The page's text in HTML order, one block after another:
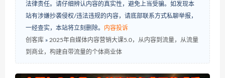
法律责任。请仔细辨认内容的真实性，避免上当受骗。如发现本
站有涉嫌抄袭侵权/违法违规的内容，请底部联系方式私聊举报，
一经查实，本站将立刻删除。 内容投诉
创客库 » 2025年自媒体内容营销大课5.0，从内容到流量，从流量
到商业，构建自带流量的个体商业体